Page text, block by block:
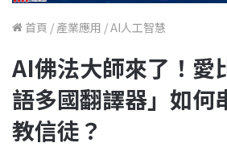
首頁 / 產業應用 /AI人工智慧
AI佛法大師來了！愛
語多國翻譯器」如何
教信徒？